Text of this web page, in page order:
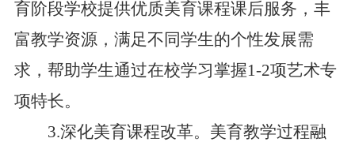
育阶段学校提供优质美育课程课后服务，丰
富教学资源，满足不同学生的个性发展需
求，帮助学生通过在校学习掌握1-2项艺术专
项特长。
3.深化美育课程改革。美育教学过程融